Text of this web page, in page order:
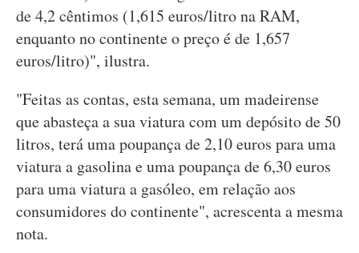
de 4,2 cêntimos (1,615 euros/litro na RAM,
enquanto no continente o preço é de 1,657
euros/litro)", ilustra.
"Feitas as contas, esta semana, um madeirense
que abasteça a sua viatura com um depósito de 50
litros, terá uma poupança de 2,10 euros para uma
viatura a gasolina e uma poupança de 6,30 euros
para uma viatura a gasóleo, em relação aos
consumidores do continente", acrescenta a mesma
nota.